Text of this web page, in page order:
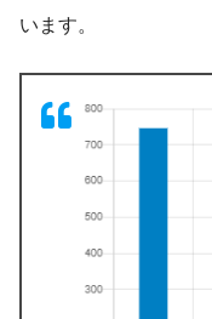
います。